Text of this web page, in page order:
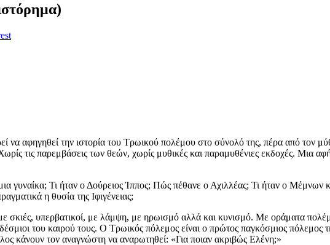
να αφηγηθεί την ιστορία του Τρωικού πολέμου στο σύνολό της, πέρα από τον
τις παρεμβάσεις των θεών, χωρίς μυθικές και παραμυθένιες εκδοχές. Μια
γυναίκα; Τι ήταν ο Δούρειος Ίππος; Πώς πέθανε ο Αχιλλέας; Τι ήταν ο
η θυσία της Ιφιγένειας;
σκιές, υπερβατικοί, με λάμψη, με ηρωισμό αλλά και κυνισμό. Με οράματα
του καιρού τους. Ο Τρωικός πόλεμος είναι ο πρώτος παγκόσμιος πόλεμος
κάνουν τον αναγνώστη να αναρωτηθεί: «Για ποιαν ακριβώς Ελένη;»